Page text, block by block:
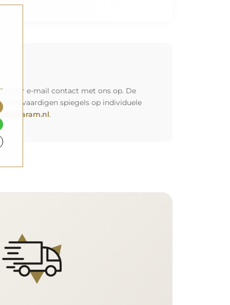
per e-mail contact met ons op. De
vervaardigen spiegels op individuele
.